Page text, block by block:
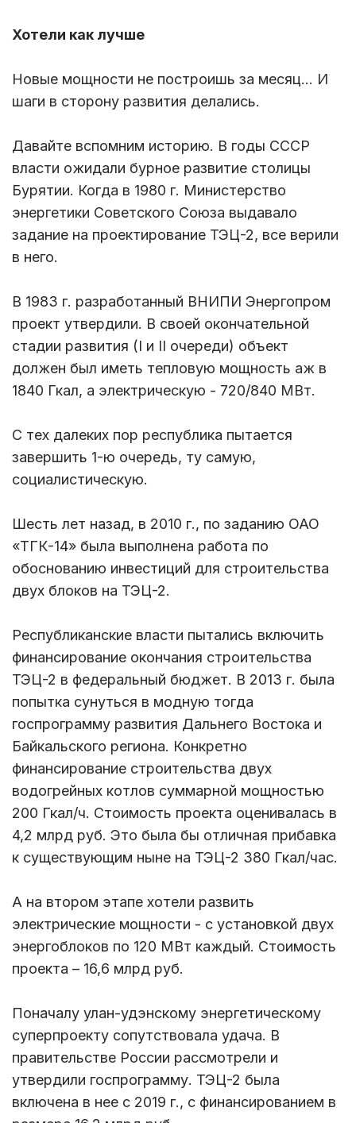
Хотели как лучше
Новые мощности не построишь за месяц… И
шаги в сторону развития делались.
Давайте вспомним историю. В годы СССР
власти ожидали бурное развитие столицы
Бурятии. Когда в 1980 г. Министерство
энергетики Советского Союза выдавало
задание на проектирование ТЭЦ-2, все верили
в него.
В 1983 г. разработанный ВНИПИ Энергопром
проект утвердили. В своей окончательной
стадии развития (I и II очереди) объект
должен был иметь тепловую мощность аж в
1840 Гкал, а электрическую - 720/840 МВт.
С тех далеких пор республика пытается
завершить 1-ю очередь, ту самую,
социалистическую.
Шесть лет назад, в 2010 г., по заданию ОАО
«ТГК-14» была выполнена работа по
обоснованию инвестиций для строительства
двух блоков на ТЭЦ-2.
Республиканские власти пытались включить
финансирование окончания строительства
ТЭЦ-2 в федеральный бюджет. В 2013 г. была
попытка сунуться в модную тогда
госпрограмму развития Дальнего Востока и
Байкальского региона. Конкретно
финансирование строительства двух
водогрейных котлов суммарной мощностью
200 Гкал/ч. Стоимость проекта оценивалась в
4,2 млрд руб. Это была бы отличная прибавка
к существующим ныне на ТЭЦ-2 380 Гкал/час.
А на втором этапе хотели развить
электрические мощности - с установкой двух
энергоблоков по 120 МВт каждый. Стоимость
проекта – 16,6 млрд руб.
Поначалу улан-удэнскому энергетическому
суперпроекту сопутствовала удача. В
правительстве России рассмотрели и
утвердили госпрограмму. ТЭЦ-2 была
включена в нее с 2019 г., с финансированием в